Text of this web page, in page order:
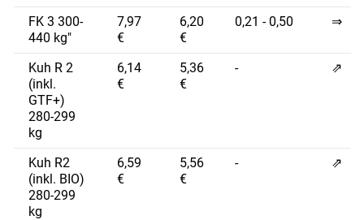
FK 3 300-
440 kg"
7,97
€
6,20
€
0,21 - 0,50 ⇒
Kuh R 2
(inkl.
GTF+)
280-299
kg
6,14
€
5,36
€
- ⇗
Kuh R2
(inkl. BIO)
280-299
kg
6,59
€
5,56
€
- ⇗